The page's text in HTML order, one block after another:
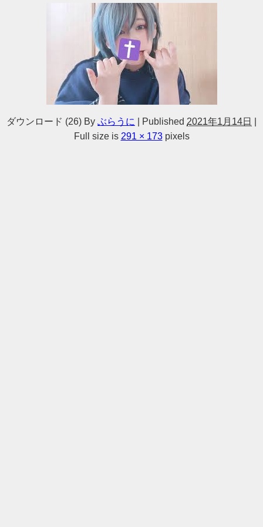
ダウンロード (26) By ぶらうに Published 2021年1月14日
Full size is 291 × 173pixels